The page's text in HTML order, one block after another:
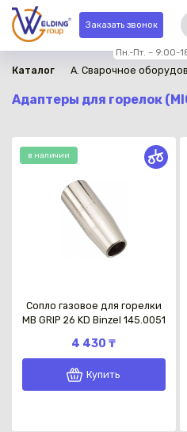
Заказать звонок
Пн.-Пт. – 9:00-
Каталог A. Сварочное
Адаптеры для горелок
в наличии
Сопло газовое для горелки
MB GRIP 26 KD Binzel 145.0051
4 430 ₸
Купить